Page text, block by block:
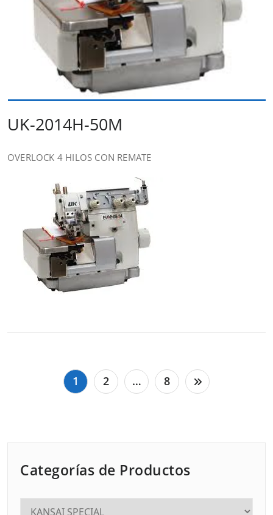
UK-2014H-50M
OVERLOCK 4 HILOS CON REMATE
Paginación
1 2 … 8
Categorías de Productos